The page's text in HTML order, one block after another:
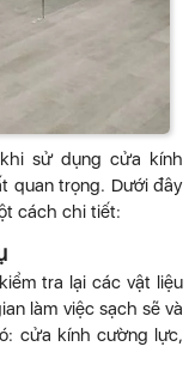
sử dụng cửa kính
quan trọng. Dưới đây
cách chi tiết:
tra lại các vật liệu
làm việc sạch sẽ và
cửa kính cường lực,